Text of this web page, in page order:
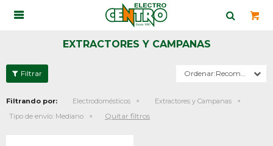

EXTRACTORES Y CAMPANAS
Recomendados
Filtrando por: Electrodomésticos
Extractores y Campanas
Tipo de envío: Mediano Quitar filtros